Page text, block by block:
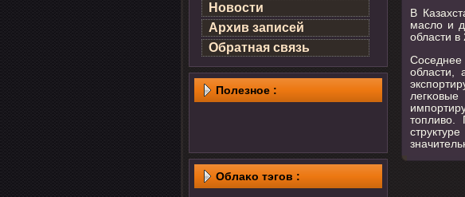
Новости
Архив записей
Обратная связь
Полезнοе :
Облаκо тэгов :
В
масло и
области
области,
топливо.